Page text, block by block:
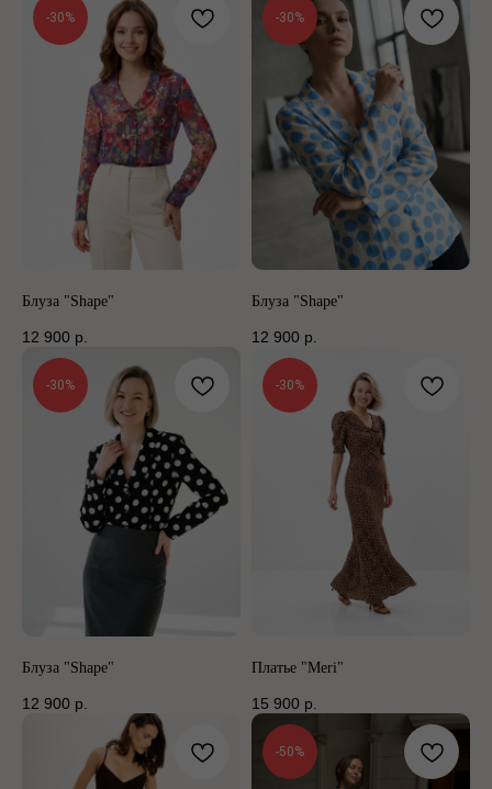
-30%
Блуза "Shape"
12 900 р.
-30%
Блуза "Shape"
12 900 р.
-30%
Блуза "Shape"
12 900 р.
-30%
Платье "Meri"
15 900 р.
-50%